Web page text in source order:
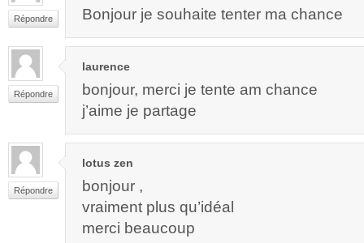
Répondre Bonjour je souhaite tenter ma chance
Répondre
laurence
bonjour, merci je tente am chance
j’aime je partage
Répondre
lotus zen
bonjour ,
vraiment plus qu’idéal
merci beaucoup